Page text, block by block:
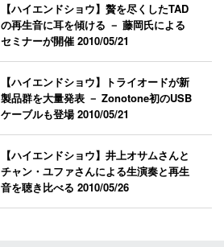
【ハイエンドショウ】贅を尽くしたTAD
の再生音に耳を傾ける － 藤岡氏による
セミナーが開催2010/05/21
【ハイエンドショウ】トライオードが新
製品群を大量発表 － Zonotone初のUSB
ケーブルも登場2010/05/21
【ハイエンドショウ】井上オサムさんと
チャン・ユファさんによる生演奏と再生
音を聴き比べる2010/05/26